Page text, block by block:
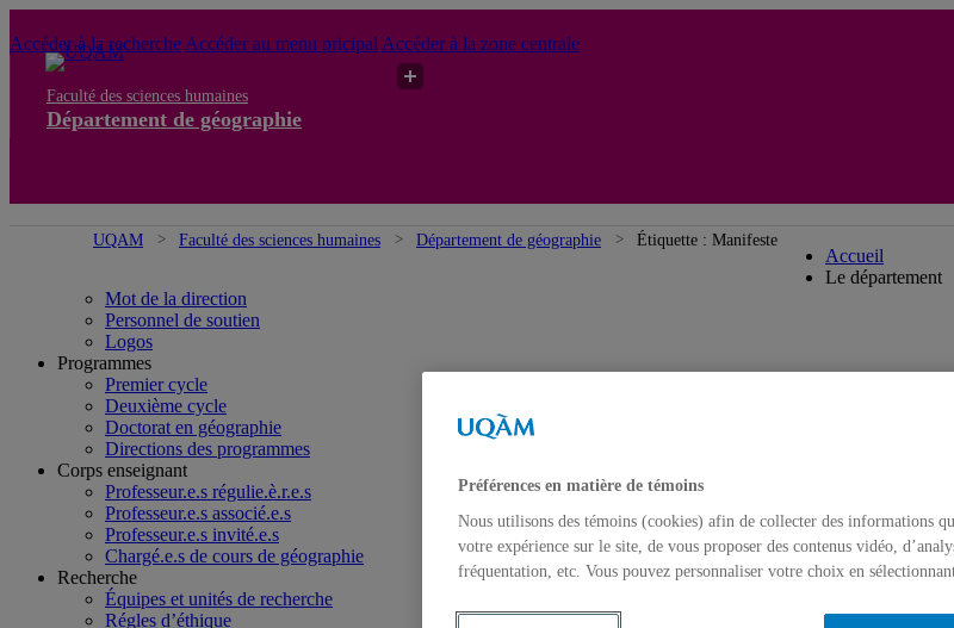
Accéder à la recherche Accéder au menu pricipal Accéder à la zone centrale
Faculté des sciences humaines
Département de géographie
UQAM Faculté des sciences humaines Département de géographie Étiquette : Manifeste
Accueil
Le département
Mot de la direction
Personnel de soutien
Logos
Programmes
Premier cycle
Deuxième cycle
Doctorat en géographie
Directions des programmes
Corps enseignant
Professeur.e.s régulie.è.r.e.s
Professeur.e.s associé.e.s
Professeur.e.s invité.e.s
Chargé.e.s de cours de géographie
Recherche
Équipes et unités de recherche
Régles d’éthique
Préférences en matière de témoins
Nous utilisons des témoins (cookies) afin de collecter des informations
votre expérience sur le site, de vous proposer des contenus vidéo,
fréquentation, etc. Vous pouvez personnaliser votre choix en sélectionnant